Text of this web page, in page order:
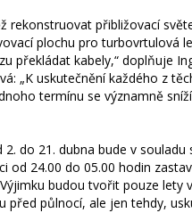
rekonstruovat přibližovací
plochu pro turbovrtulová
překládat kabely,“ doplňuje
„K uskutečnění každého z
termínu se významně
do 21. dubna bude v
24.00 do 05.00 hodin
budou tvořit pouze lety
před půlnocí, ale jen tehdy,